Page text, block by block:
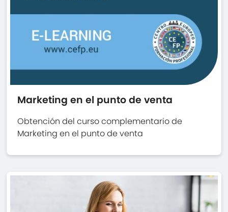
Marketing en el punto de venta
Obtención del curso complementario de
Marketing en el punto de venta